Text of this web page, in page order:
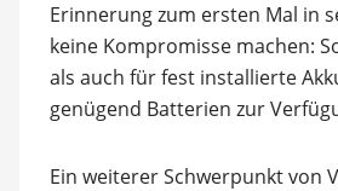
Erinnerung zum ersten Mal in
keine Kompromisse machen:
als auch für fest installierte
genügend Batterien zur
Ein weiterer Schwerpunkt von